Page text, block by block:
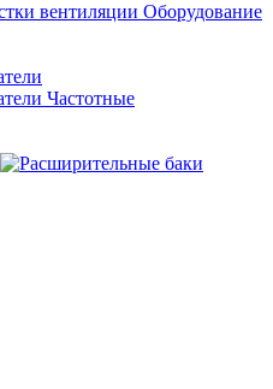
Оборудование
Частотные